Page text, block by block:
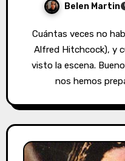
Belen Martin
Cuántas veces no habremos visto Psicosis (1960,
Alfred Hitchcock), y
visto la escena.
nos hemos